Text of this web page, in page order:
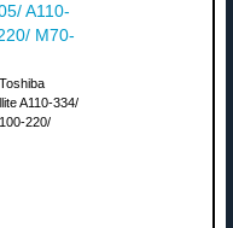
A110-
M70-
A110-334/
220/